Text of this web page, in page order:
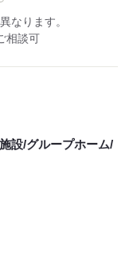
きます！
ださい。
給与GETも可能！
なります。
相談可
設/グループホーム/
す。